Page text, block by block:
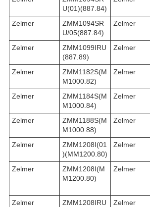
U(01)(887.84)
Zelmer
ZMM1094SR
U/05(887.84)
Zelmer
Zelmer
ZMM1099IRU
(887.89)
Zelmer
Zelmer
ZMM1182S(M
M1000.82)
Zelmer
Zelmer
ZMM1184S(M
M1000.84)
Zelmer
Zelmer
ZMM1188S(M
M1000.88)
Zelmer
Zelmer
ZMM1208I(01
)(MM1200.80)
Zelmer
Zelmer
ZMM1208I(M
M1200.80)
Zelmer
Zelmer
ZMM1208IRU
Zelmer